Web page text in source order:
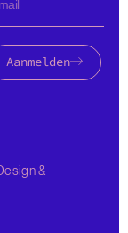
Aanmelden
&